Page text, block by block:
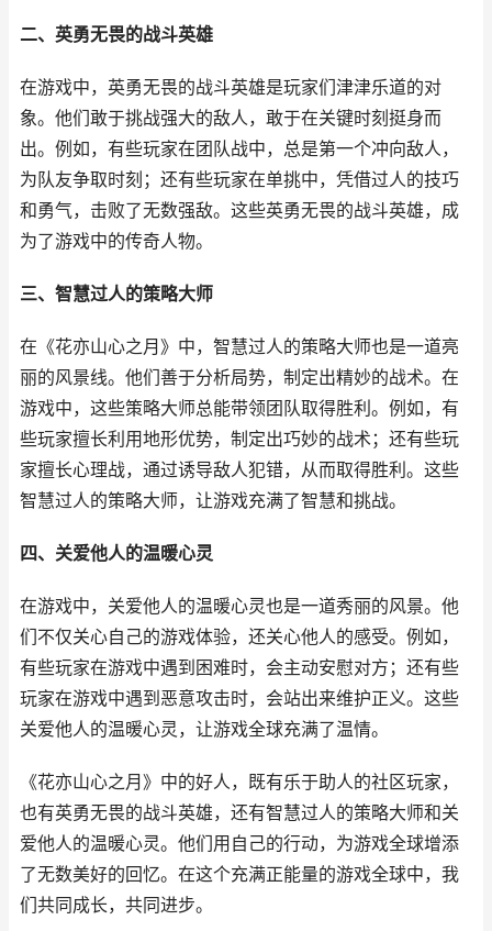
二、英勇无畏的战斗英雄
在游戏中，英勇无畏的战斗英雄是玩家们津津乐道的对
象。他们敢于挑战强大的敌人，敢于在关键时刻挺身而
出。例如，有些玩家在团队战中，总是第一个冲向敌人，
为队友争取时刻；还有些玩家在单挑中，凭借过人的技巧
和勇气，击败了无数强敌。这些英勇无畏的战斗英雄，成
为了游戏中的传奇人物。
三、智慧过人的策略大师
在《花亦山心之月》中，智慧过人的策略大师也是一道亮
丽的风景线。他们善于分析局势，制定出精妙的战术。在
游戏中，这些策略大师总能带领团队取得胜利。例如，有
些玩家擅长利用地形优势，制定出巧妙的战术；还有些玩
家擅长心理战，通过诱导敌人犯错，从而取得胜利。这些
智慧过人的策略大师，让游戏充满了智慧和挑战。
四、关爱他人的温暖心灵
在游戏中，关爱他人的温暖心灵也是一道秀丽的风景。他
们不仅关心自己的游戏体验，还关心他人的感受。例如，
有些玩家在游戏中遇到困难时，会主动安慰对方；还有些
玩家在游戏中遇到恶意攻击时，会站出来维护正义。这些
关爱他人的温暖心灵，让游戏全球充满了温情。
《花亦山心之月》中的好人，既有乐于助人的社区玩家，
也有英勇无畏的战斗英雄，还有智慧过人的策略大师和关
爱他人的温暖心灵。他们用自己的行动，为游戏全球增添
了无数美好的回忆。在这个充满正能量的游戏全球中，我
们共同成长，共同进步。